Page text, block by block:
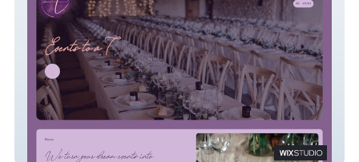
Events to a T